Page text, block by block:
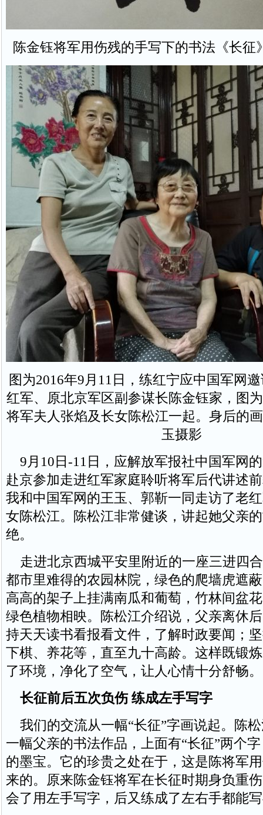
陈金钰将军用伤残的手写下的书法《长征
图为2016年9月11日，练红宁应中国军网
红军、原北京军区副参谋长陈金钰家，图
将军夫人张焰及长女陈松江一起。身后的
玉摄影
9月10日-11日，应解放军报社中国军网
赴京参加走进红军家庭聆听将军后代讲述
我和中国军网的王玉、郭靳一同走访了老
女陈松江。陈松江非常健谈，讲起她父亲
绝。
走进北京西城平安里附近的一座三进四
都市里难得的农园林院，绿色的爬墙虎遮
高高的架子上挂满南瓜和葡萄，竹林间盆
绿色植物相映。陈松江介绍说，父亲离休
持天天读书看报看文件，了解时政要闻；
下棋、养花等，直至九十高龄。这样既锻
了环境，净化了空气，让人心情十分舒畅。
长征前后五次负伤 练成左手写字
我们的交流从一幅“长征”字画说起。陈
一幅父亲的书法作品，上面有“长征”两个
的墨宝。它的珍贵之处在于，这是陈将军
来的。原来陈金钰将军在长征时期身负重
会了用左手写字，后又练成了左右手都能